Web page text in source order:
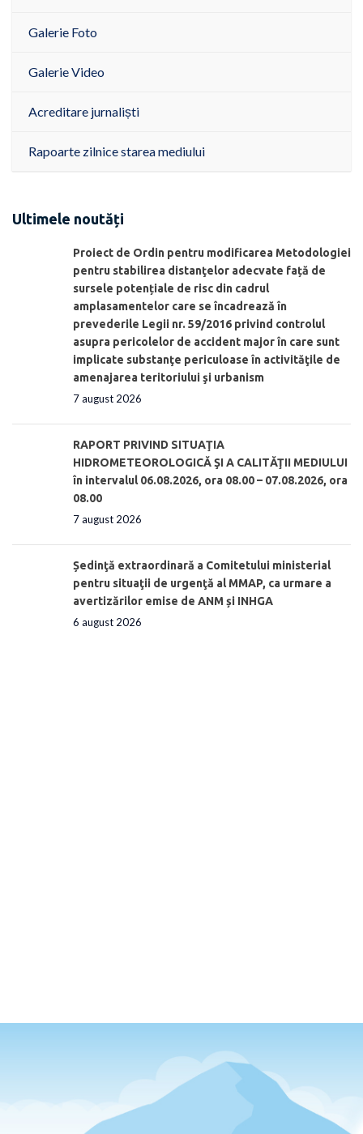
Galerie Foto
Galerie Video
Acreditare jurnaliști
Rapoarte zilnice starea mediului
Ultimele noutăți
Proiect de Ordin pentru modificarea Metodologiei
pentru stabilirea distanţelor adecvate față de
sursele potențiale de risc din cadrul
amplasamentelor care se încadrează în
prevederile Legii nr. 59/2016 privind controlul
asupra pericolelor de accident major în care sunt
implicate substanţe periculoase în activităţile de
amenajarea teritoriului şi urbanism
7 august 2026
RAPORT PRIVIND SITUAŢIA
HIDROMETEOROLOGICĂ ŞI A CALITĂŢII MEDIULUI
în intervalul 06.08.2026, ora 08.00 – 07.08.2026, ora
08.00
7 august 2026
Ședinţă extraordinară a Comitetului ministerial
pentru situaţii de urgenţă al MMAP, ca urmare a
avertizărilor emise de ANM și INHGA
6 august 2026